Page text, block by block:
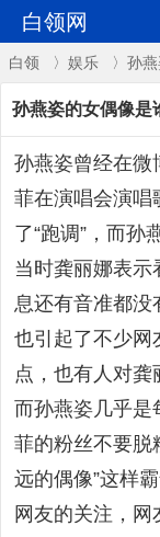
白领网
白领 〉 娱乐 〉孙
孙燕姿的女偶像是
孙燕姿曾经在微
菲在演唱会演唱
了“跑调”，而孙
当时龚丽娜表示
息还有音准都没
也引起了不少网
点，也有人对龚
而孙燕姿几乎是
菲的粉丝不要脱
远的偶像”这样
网友的关注，